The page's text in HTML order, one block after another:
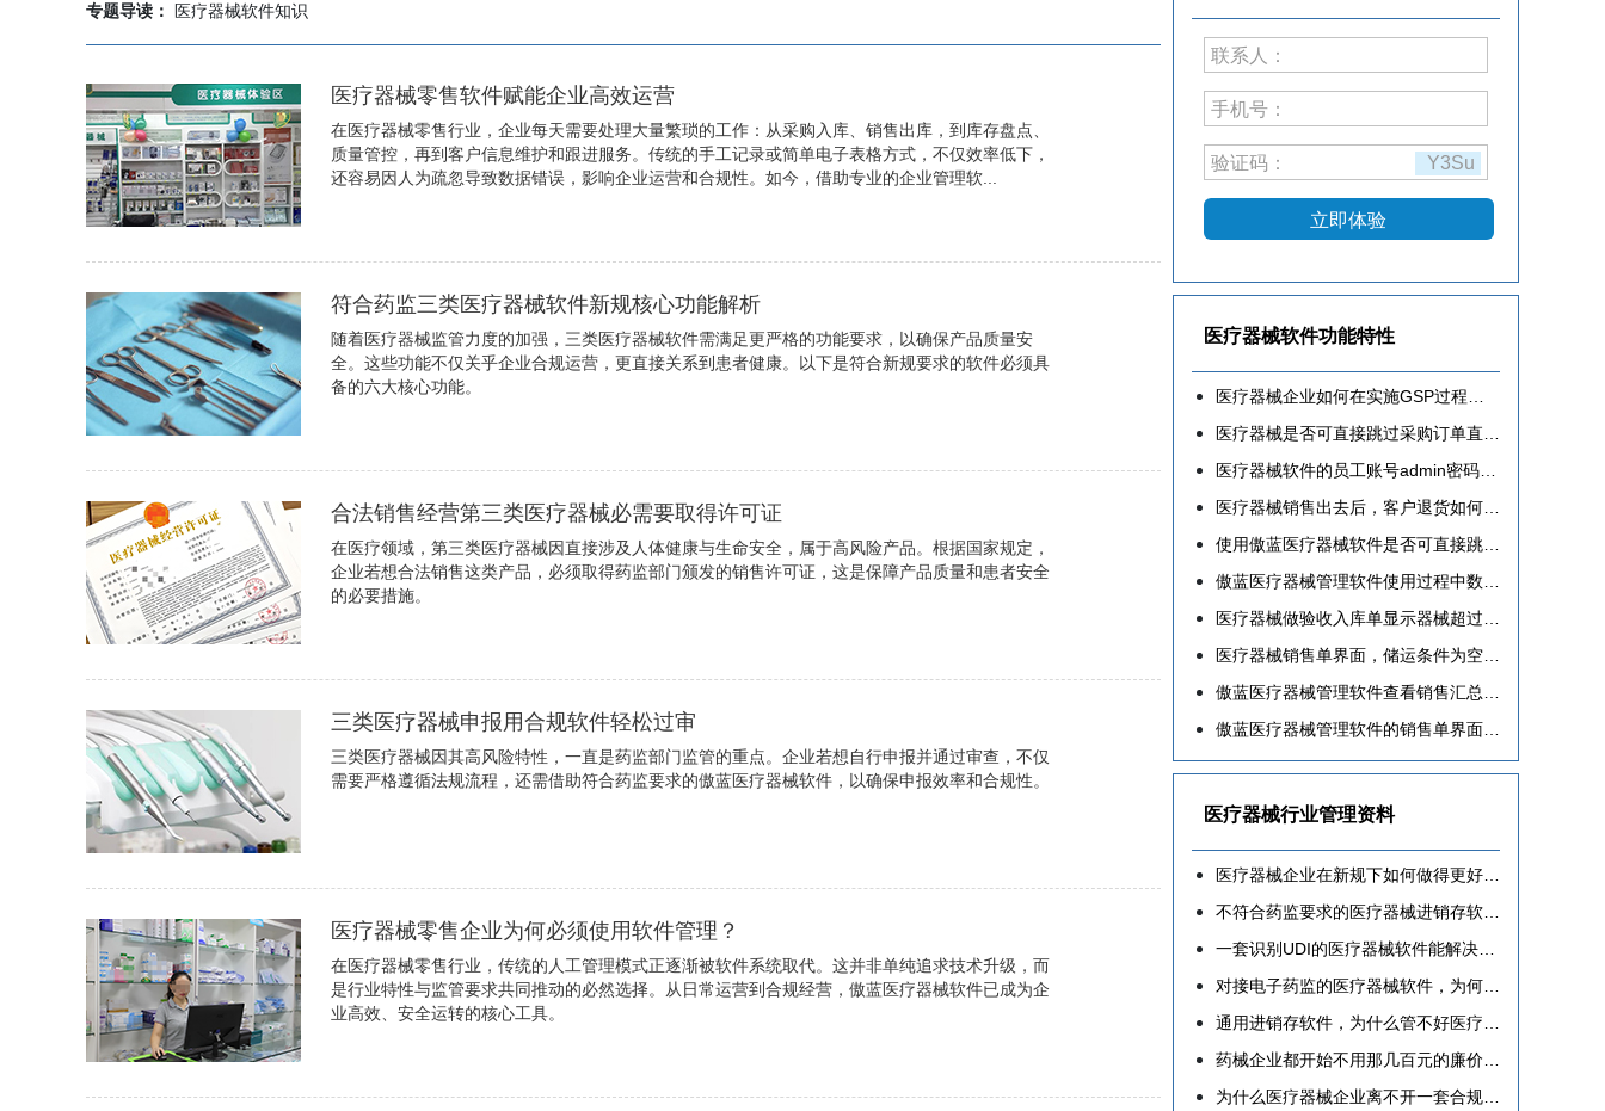
专题导读： 医疗器械软件知识
医疗器械零售软件赋能企业高效运营
在医疗器械零售行业，企业每天需要处理大量繁琐的工作：从采购入库、销售出库，到库存盘点、
质量管控，再到客户信息维护和跟进服务。传统的手工记录或简单电子表格方式，不仅效率低下，
还容易因人为疏忽导致数据错误，影响企业运营和合规性。如今，借助专业的企业管理软...
符合药监三类医疗器械软件新规核心功能解析
随着医疗器械监管力度的加强，三类医疗器械软件需满足更严格的功能要求，以确保产品质量安
全。这些功能不仅关乎企业合规运营，更直接关系到患者健康。以下是符合新规要求的软件必须具
备的六大核心功能。
合法销售经营第三类医疗器械必需要取得许可证
在医疗领域，第三类医疗器械因直接涉及人体健康与生命安全，属于高风险产品。根据国家规定，
企业若想合法销售这类产品，必须取得药监部门颁发的销售许可证，这是保障产品质量和患者安全
的必要措施。
三类医疗器械申报用合规软件轻松过审
三类医疗器械因其高风险特性，一直是药监部门监管的重点。企业若想自行申报并通过审查，不仅
需要严格遵循法规流程，还需借助符合药监要求的傲蓝医疗器械软件，以确保申报效率和合规性。
医疗器械零售企业为何必须使用软件管理？
在医疗器械零售行业，传统的人工管理模式正逐渐被软件系统取代。这并非单纯追求技术升级，而
是行业特性与监管要求共同推动的必然选择。从日常运营到合规经营，傲蓝医疗器械软件已成为企
业高效、安全运转的核心工具。
联系人：
手机号：
验证码： Y3Su
立即体验
医疗器械软件功能特性
医疗器械行业管理资料